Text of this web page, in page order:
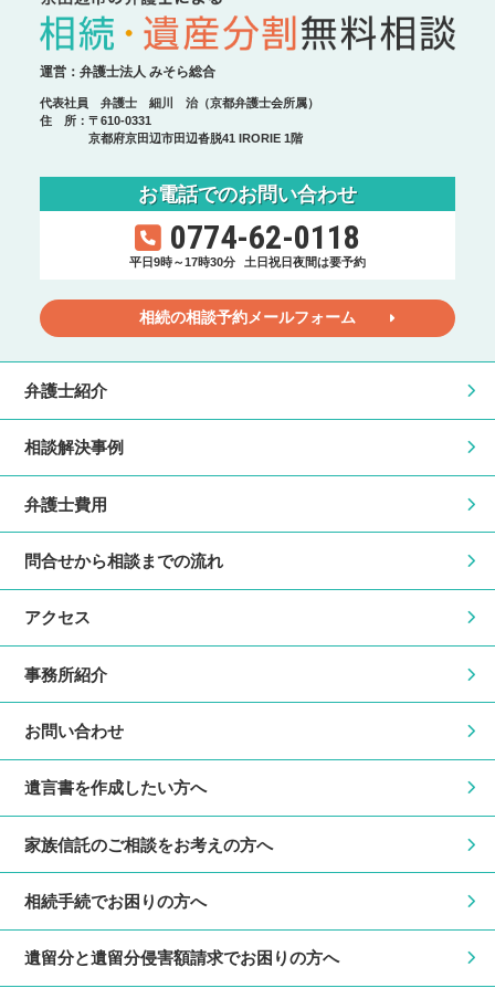
運営：弁護士法人 みそら総合
代表社員 弁護士 細川 治（京都弁護士会所属）
住 所：〒610-0331
京都府京田辺市田辺沓脱41 IRORIE 1階
お電話でのお問い合わせ
0774-62-0118
平日9時～17時30分 土日祝日夜間は要予約
相続の相談予約メールフォーム
弁護士紹介
相談解決事例
弁護士費用
問合せから相談までの流れ
アクセス
事務所紹介
お問い合わせ
遺言書を作成したい方へ
家族信託のご相談をお考えの方へ
相続手続でお困りの方へ
遺留分と遺留分侵害額請求でお困りの方へ